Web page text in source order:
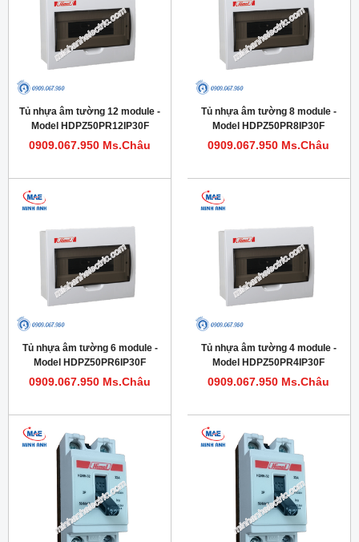
Tủ nhựa âm tường 12 module -
Model HDPZ50PR12IP30F
0909.067.950 Ms.Châu
Tủ nhựa âm tường 8 module -
Model HDPZ50PR8IP30F
0909.067.950 Ms.Châu
Tủ nhựa âm tường 6 module -
Model HDPZ50PR6IP30F
0909.067.950 Ms.Châu
Tủ nhựa âm tường 4 module -
Model HDPZ50PR4IP30F
0909.067.950 Ms.Châu